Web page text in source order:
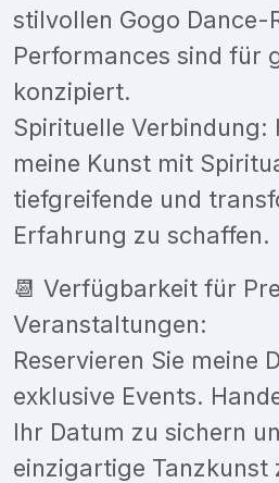
stilvollen Gogo Dance-
Performances sind für
konzipiert.
Spirituelle Verbindung:
meine Kunst mit
tiefgreifende und
Erfahrung zu schaffen.
📆 Verfügbarkeit für
Veranstaltungen:
Reservieren Sie meine
exklusive Events.
Ihr Datum zu sichern
einzigartige Tanzkunst